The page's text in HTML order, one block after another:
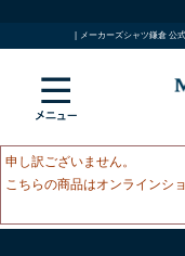
| メーカーズシャツ鎌倉 公
申し訳ございません。
こちらの商品はオンラインシ